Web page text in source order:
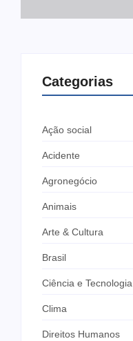
Categorias
Ação social
Acidente
Agronegócio
Animais
Arte & Cultura
Brasil
Ciência e Tecnologia
Clima
Direitos Humanos